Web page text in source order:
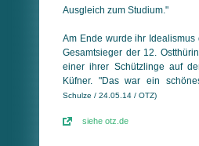
Ausgleich zum Studium."
Am Ende wurde ihr
Gesamtsieger der 12.
einer ihrer Schützlinge auf
Küfner. "Das war ein
Schulze / 24.05.14 / OTZ)
siehe otz.de